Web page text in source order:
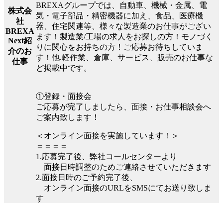
株式会
社
BREXA
Next紹
介のお
仕事
BREXAグループでは、自動車、機械・金属、電
気・電子部品・精密機器に加え、食品、医療機
器、住宅関連等、様々な製造業のお仕事がござい
ます！製造業/工場の求人をお探しの方！モノづく
りに関心をお持ちの方！ご応募お待ちしていま
す！他.軽作業、倉庫、サービス、販売のお仕事な
ど掲載中です。
①登録・面接会
ご応募が完了しましたら、面接・お仕事相談会へ
ご案内致します！
＜オンライン面接を実施しています！＞
＝＝＝＝
1.応募完了後、弊社コールセンターより
面接日時調整のためご連絡させていただきます
2.面接日時のご予約完了後、
オンライン面接のURLをSMSにてお送り致しま
す